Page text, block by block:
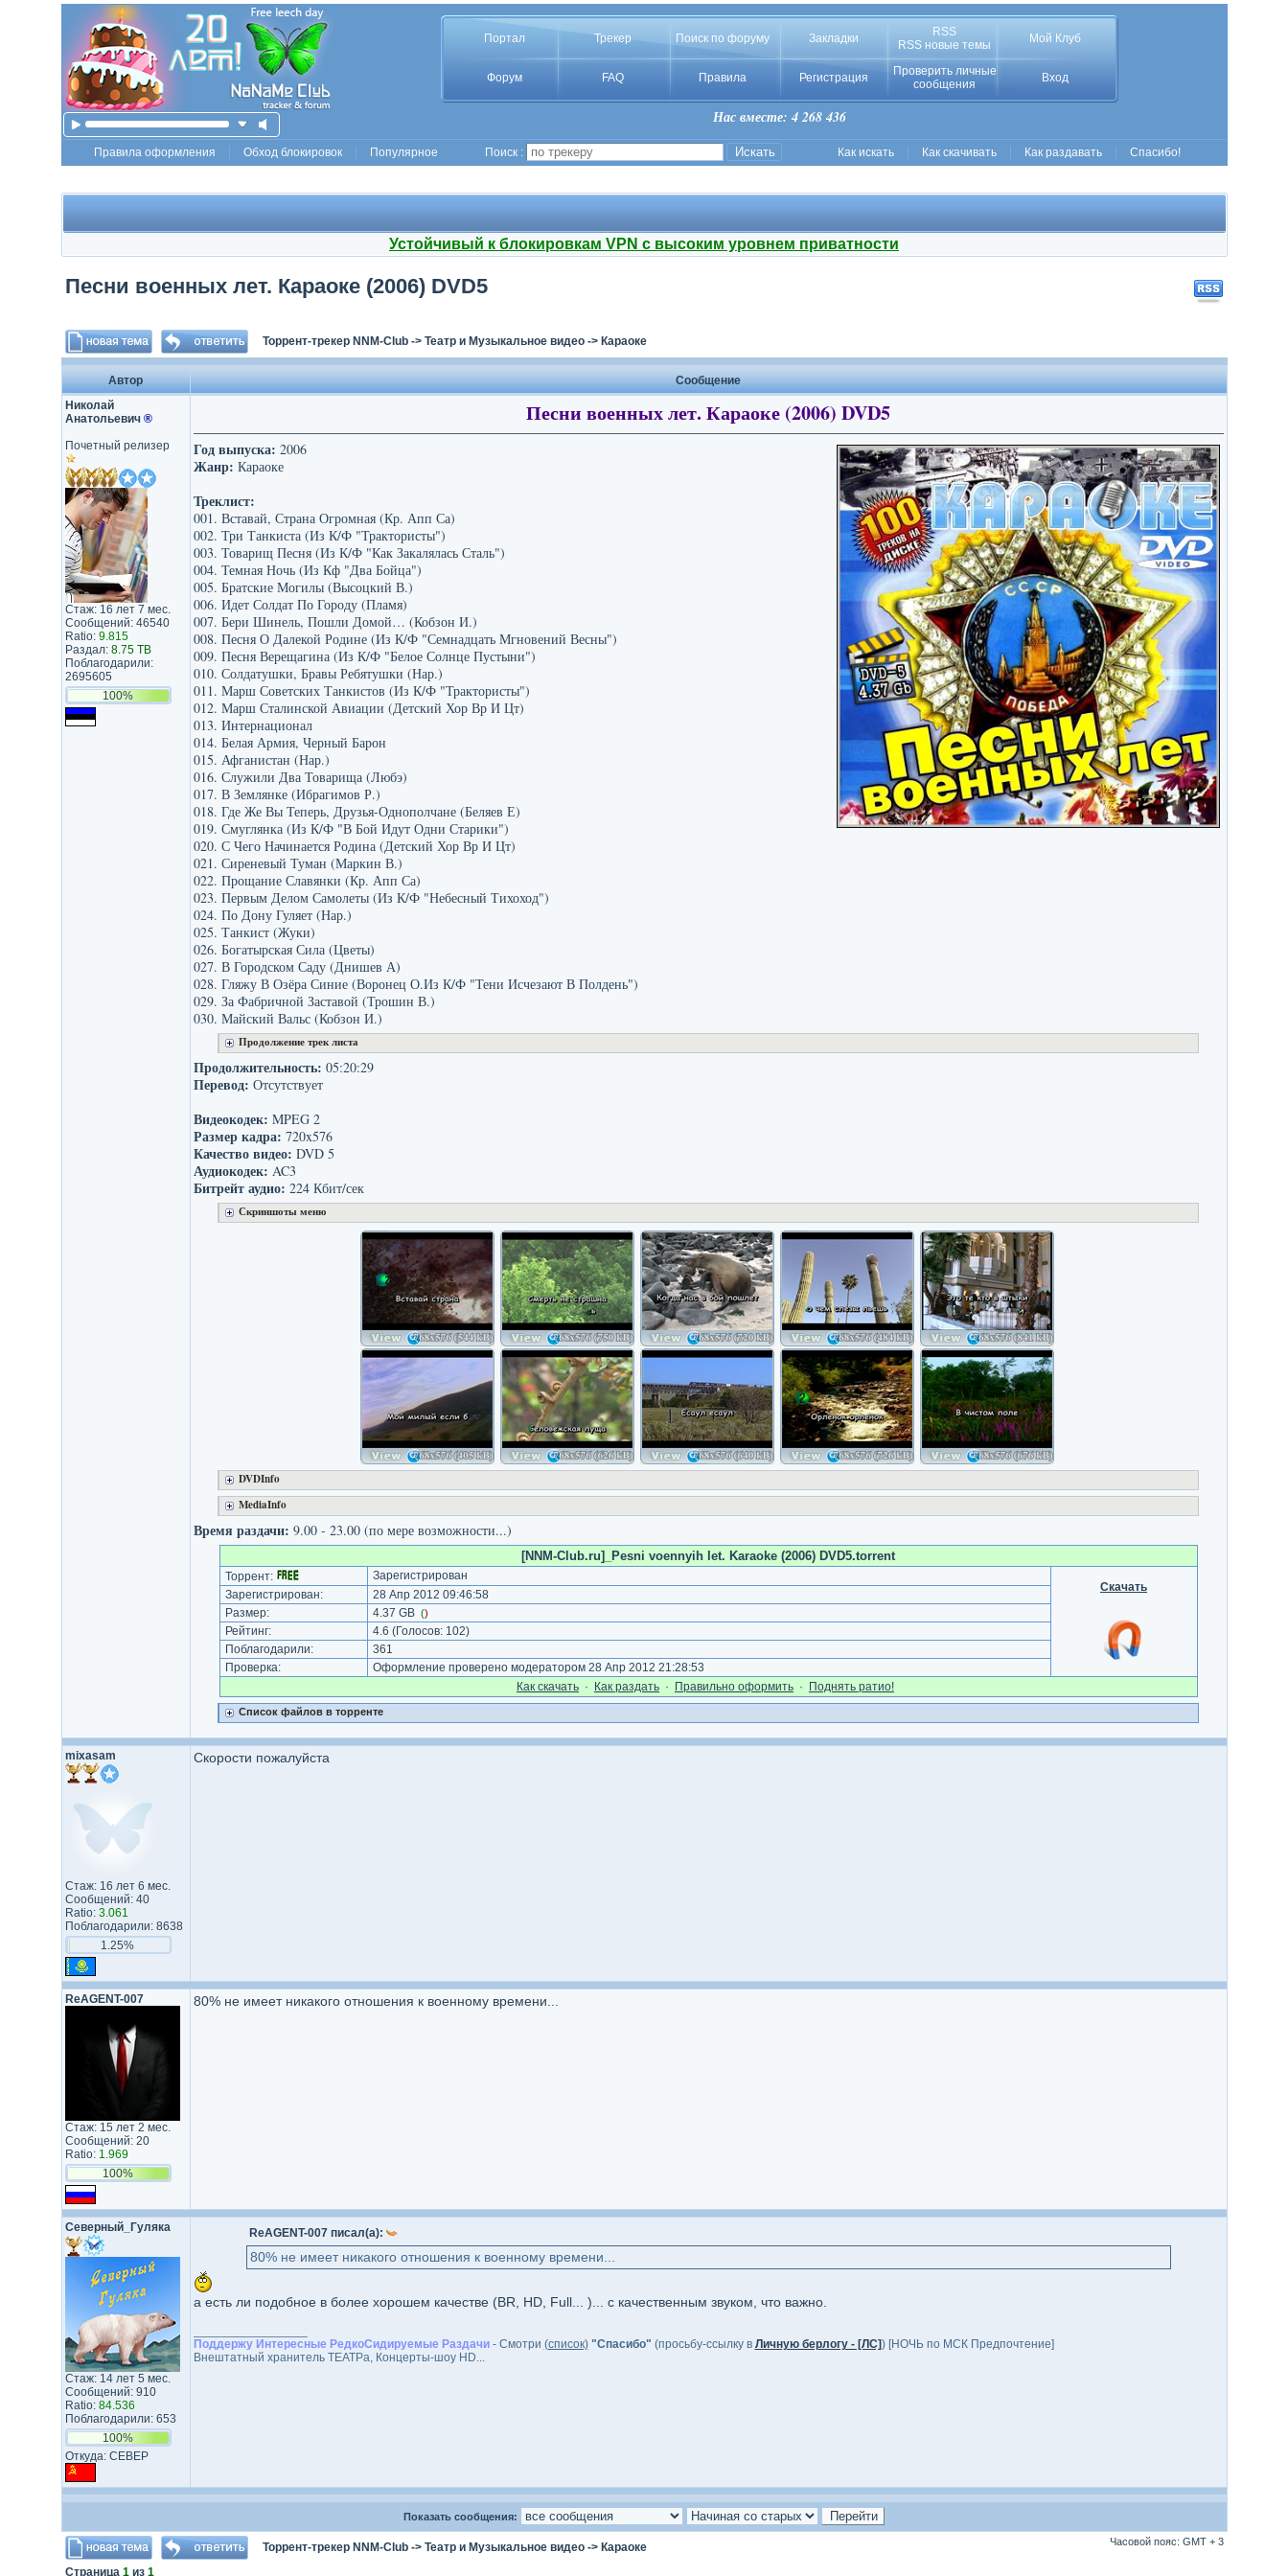
Портал Трекер Поиск по форуму Закладки
RSS
RSS новые темы
Мой Клуб
Форум FAQ Правила Регистрация
Проверить личные
сообщения
Вход
Нас вместе: 4 268 436
Правила оформления Обход блокировок Популярное Поиск : Как искать Как скачивать Как раздавать Спасибо!
Устойчивый к блокировкам VPN с высоким уровнем приватности
Песни военных лет. Караоке (2006) DVD5
Торрент-трекер NNM-Club-> Театр и Музыкальное видео-> Караоке
Автор
Сообщение
Николай
Анатольевич ®
Почетный релизер
Стаж: 16 лет 7 мес.
Сообщений: 46540
Ratio: 9.815
Раздал: 8.75 TB
Поблагодарили:
2695605
100%
Песни военных лет. Караоке (2006) DVD5
Год выпуска: 2006
Жанр: Караоке
Треклист:
001. Вставай, Страна Огромная (Кр. Апп Са)
002. Три Танкиста (Из К/Ф "Трактористы")
003. Товарищ Песня (Из К/Ф "Как Закалялась Сталь")
004. Темная Ночь (Из Кф "Два Бойца")
005. Братские Могилы (Высоцкий В.)
006. Идет Солдат По Городу (Пламя)
007. Бери Шинель, Пошли Домой… (Кобзон И.)
008. Песня О Далекой Родине (Из К/Ф "Семнадцать Мгновений Весны")
009. Песня Верещагина (Из К/Ф "Белое Солнце Пустыни")
010. Солдатушки, Бравы Ребятушки (Нар.)
011. Марш Советских Танкистов (Из К/Ф "Трактористы")
012. Марш Сталинской Авиации (Детский Хор Вр И Цт)
013. Интернационал
014. Белая Армия, Черный Барон
015. Афганистан (Нар.)
016. Служили Два Товарища (Любэ)
017. В Землянке (Ибрагимов Р.)
018. Где Же Вы Теперь, Друзья-Однополчане (Беляев Е)
019. Смуглянка (Из К/Ф "В Бой Идут Одни Старики")
020. С Чего Начинается Родина (Детский Хор Вр И Цт)
021. Сиреневый Туман (Маркин В.)
022. Прощание Славянки (Кр. Апп Са)
023. Первым Делом Самолеты (Из К/Ф "Небесный Тихоход")
024. По Дону Гуляет (Нар.)
025. Танкист (Жуки)
026. Богатырская Сила (Цветы)
027. В Городском Саду (Днишев А)
028. Гляжу В Озёра Синие (Воронец О.Из К/Ф "Тени Исчезают В Полдень")
029. За Фабричной Заставой (Трошин В.)
030. Майский Вальс (Кобзон И.)
Продолжение трек листа
Продолжительность: 05:20:29
Перевод: Отсутствует
Видеокодек: MPEG 2
Размер кадра: 720x576
Качество видео: DVD 5
Аудиокодек: AC3
Битрейт аудио: 224 Кбит/сек
Скриншоты меню
DVDInfo
MediaInfo
Время раздачи: 9.00 - 23.00 (по мере возможности...)
[NNM-Club.ru]_Pesni voennyih let. Karaoke (2006) DVD5.torrent
Торрент:
Зарегистрирован
Скачать
Зарегистрирован:
28 Апр 2012 09:46:58
Размер:
4.37 GB ()
Рейтинг: 4.6 (Голосов: 102)
Поблагодарили:
361
Проверка:
Оформление проверено модератором 28 Апр 2012 21:28:53
Как cкачать · Как раздать · Правильно оформить · Поднять ратио!
Список файлов в торренте
mixasam
Стаж: 16 лет 6 мес.
Сообщений: 40
Ratio: 3.061
Поблагодарили: 8638
1.25%
Скорости пожалуйста
ReAGENT-007
Стаж: 15 лет 2 мес.
Сообщений: 20
Ratio: 1.969
100%
80% не имеет никакого отношения к военному времени...
Северный_Гуляка
Стаж: 14 лет 5 мес.
Сообщений: 910
Ratio: 84.536
Поблагодарили: 653
100%
Откуда: СЕВЕР
ReAGENT-007 писал(а):
80% не имеет никакого отношения к военному времени...
а есть ли подобное в более хорошем качестве (BR, HD, Full... )... с качественным звуком, что важно.
Поддержу Интересные РедкоСидируемые Раздачи- Смотри (список) "Спасибо" (просьбу-ссылку в Личную берлогу - [ЛС]) [НОЧЬ по МСК Предпочтение]
Внештатный хранитель ТЕАТРа, Концерты-шоу HD...
Показать сообщения:
Торрент-трекер NNM-Club-> Театр и Музыкальное видео-> Караоке Часовой пояс: GMT + 3
Страница 1из 1